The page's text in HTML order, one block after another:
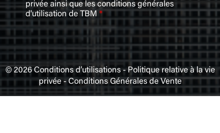
privéeainsi que lesconditions générales
d'utilisationde TBM*
© 2026Conditions d’utilisations-Politique relative à la vie
privée- Conditions Générales de Vente